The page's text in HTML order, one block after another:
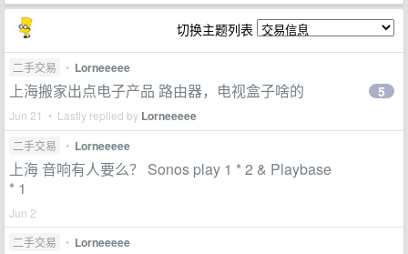
切换主题列表
二手交易 • Lorneeeee
上海搬家出点电子产品 路由器，电视盒子啥的
Jun 21 • Lastly replied by Lorneeeee
5
二手交易 • Lorneeeee
上海 音响有人要么？ Sonos play 1 * 2 & Playbase
* 1
Jun 2
二手交易
• Lorneeeee